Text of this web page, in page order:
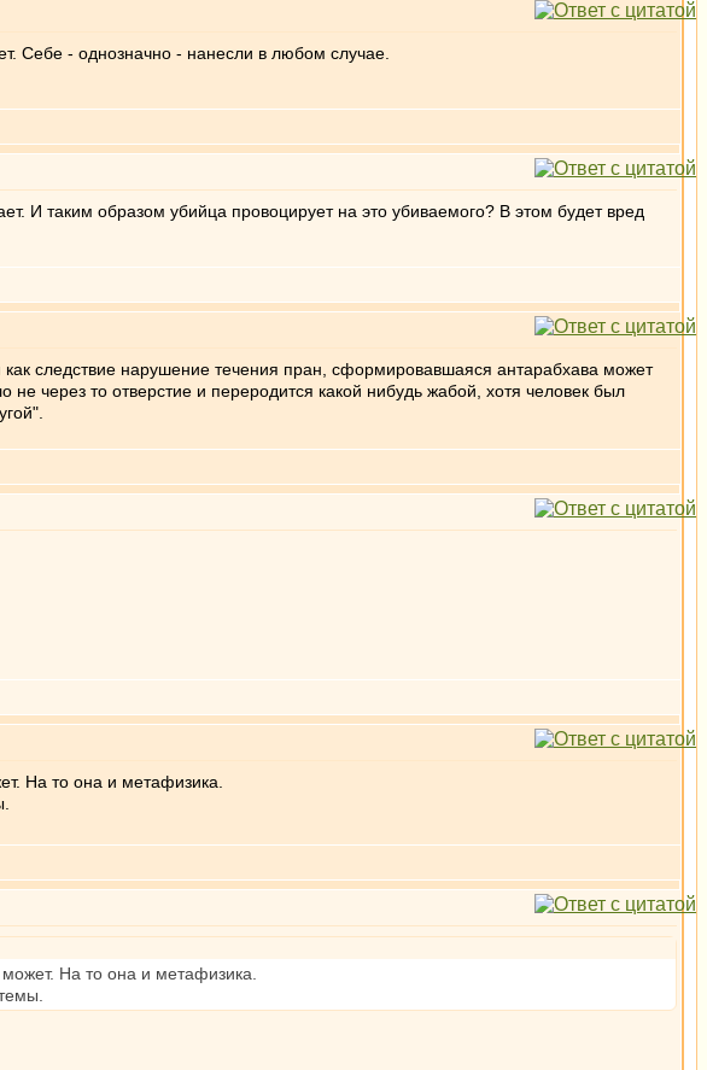
Себе - однозначно - нанесли в любом случае.
И таким образом убийца провоцирует на это убиваемого? В этом будет вред
следствие нарушение течения пран, сформировавшаяся антарабхава может
через то отверстие и переродится какой нибудь жабой, хотя человек был
На то она и метафизика.
На то она и метафизика.